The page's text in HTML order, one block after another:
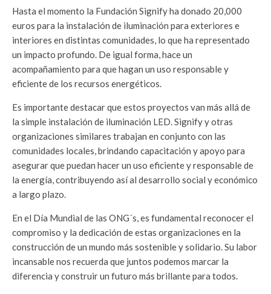
Hasta el momento la Fundación Signify ha donado 20,000
euros para la instalación de iluminación para exteriores e
interiores en distintas comunidades, lo que ha representado
un impacto profundo. De igual forma, hace un
acompañamiento para que hagan un uso responsable y
eficiente de los recursos energéticos.
Es importante destacar que estos proyectos van más allá de
la simple instalación de iluminación LED. Signify y otras
organizaciones similares trabajan en conjunto con las
comunidades locales, brindando capacitación y apoyo para
asegurar que puedan hacer un uso eficiente y responsable de
la energía, contribuyendo así al desarrollo social y económico
a largo plazo.
En el Día Mundial de las ONG´s, es fundamental reconocer el
compromiso y la dedicación de estas organizaciones en la
construcción de un mundo más sostenible y solidario. Su labor
incansable nos recuerda que juntos podemos marcar la
diferencia y construir un futuro más brillante para todos.